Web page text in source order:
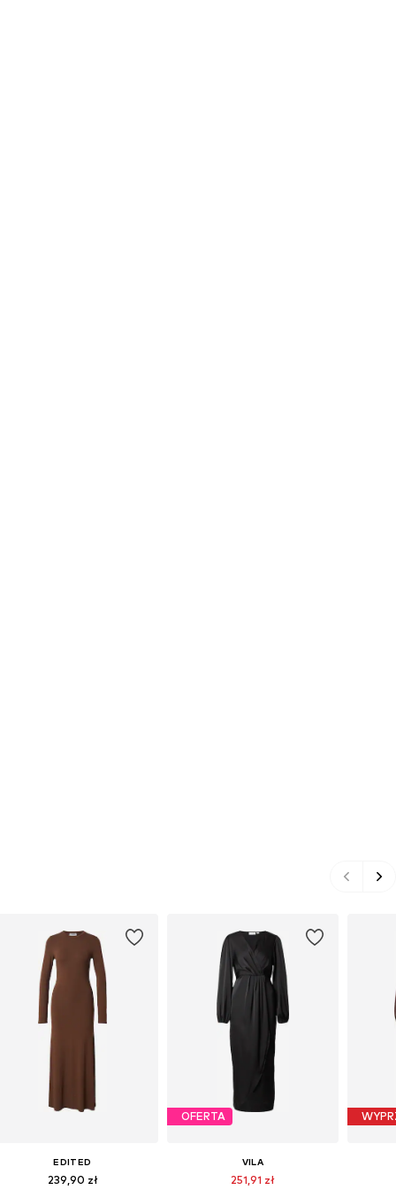
EDITED
239,90 zł
OFERTA
VILA
251,91 zł